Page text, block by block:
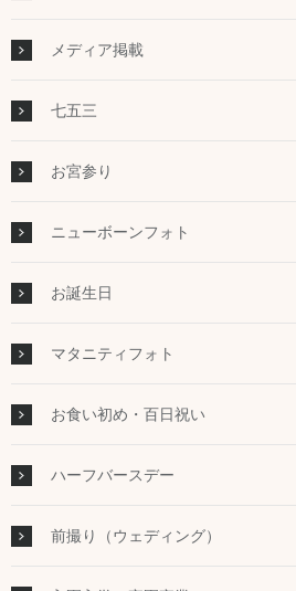
メディア掲載
七五三
お宮参り
ニューボーンフォト
お誕生日
マタニティフォト
お食い初め・百日祝い
ハーフバースデー
前撮り（ウェディング）